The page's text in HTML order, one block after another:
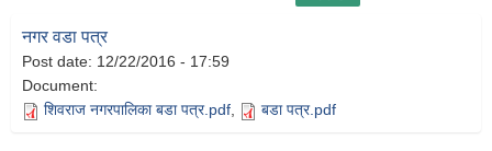
नगर वडा पत्र
Post date: 12/22/2016 - 17:59
Document:
शिवराज नगरपालिका बडा पत्र.pdf, बडा पत्र.pdf